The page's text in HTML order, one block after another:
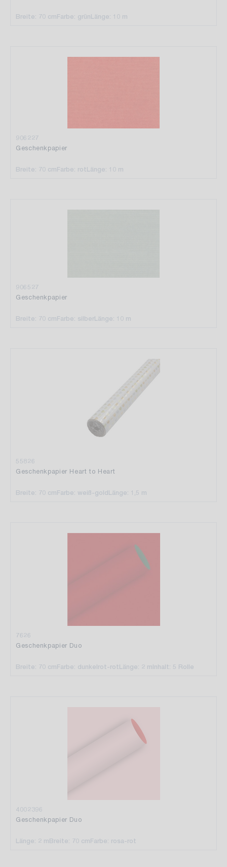
Breite: 70 cmFarbe: grünLänge: 10 m
906227
Geschenkpapier
Breite: 70 cmFarbe: rotLänge: 10 m
906527
Geschenkpapier
Breite: 70 cmFarbe: silberLänge: 10 m
55826
Geschenkpapier Heart to Heart
Breite: 70 cmFarbe: weiß-goldLänge: 1,5 m
7626
Geschenkpapier Duo
Breite: 70 cmFarbe: dunkelrot-rotLänge: 2 mInhalt: 5 Rolle
4002396
Geschenkpapier Duo
Länge: 2 mBreite: 70 cmFarbe: rosa-rot